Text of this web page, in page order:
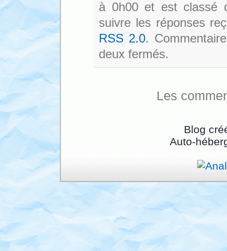
à 0h00 et est classé
suivre les réponses
RSS 2.0.
deux fermés.
Les
Blog
Auto-